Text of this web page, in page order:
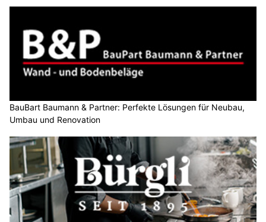
BauBart Baumann & Partner: Perfekte Lösungen für Neubau,
Umbau und Renovation